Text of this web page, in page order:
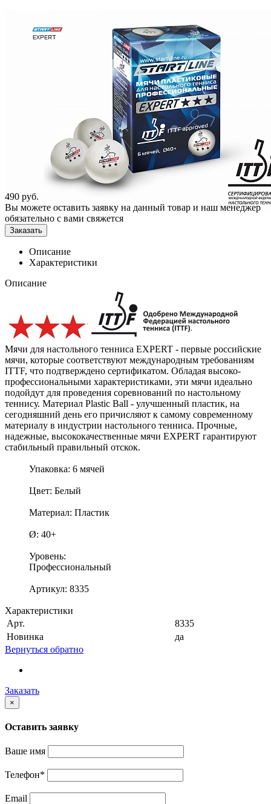
490 руб.
Вы можете оставить заявку на данный товар и наш менеджер
обязательно с вами свяжется
Заказать
Описание
Характеристики
Описание
Мячи для настольного тенниса EXPERT - первые российские
мячи, которые соответствуют международным требованиям
ITTF, что подтверждено сертификатом. Обладая высоко-
профессиональными характеристиками, эти мячи идеально
подойдут для проведения соревнований по настольному
теннису. Материал Plastic Ball - улучшенный пластик, на
сегодняшний день его причисляют к самому современному
материалу в индустрии настольного тенниса. Прочные,
надежные, высококачественные мячи EXPERT гарантируют
стабильный правильный отскок.
Упаковка: 6 мячей
Цвет: Белый
Материал: Пластик
Ø: 40+
Уровень:
Профессиональный
Артикул: 8335
Характеристики
Арт.
8335
Новинка
да
Вернуться обратно
Заказать
×
Оставить заявку
Ваше имя
Телефон*
Email